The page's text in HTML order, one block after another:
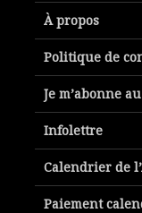
À propos
Politique de
Je m’abonne
Infolettre
Calendrier de
Paiement